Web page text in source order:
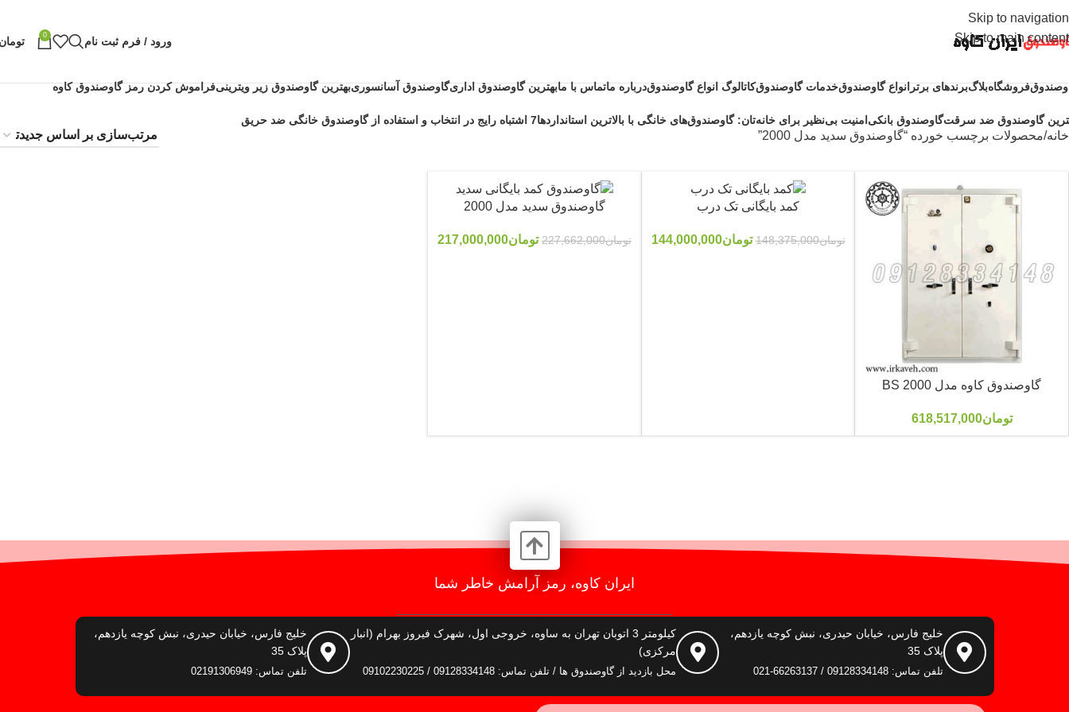
Skip to navigation
Skip to main content
ورود / فرم ثبت نام 0
فروشگاهبلاگبرندهای برترانواع گاوصندوقخدمات گاوصندوقکاتالوگ انواع گاوصندوقدرباره ماتماس با مابهترین گاوصندوق اداریگاوصندوق آسانسوریبهترین گاوصندوق زیر ویترینیفراموش کردن رمز گاوصندوق کاوه
گاوصندوق ضد سرقتگاوصندوق بانکیامنیت بی‌نظیر برای خانه‌تان: گاوصندوق‌های خانگی با بالاترین استانداردها7 اشتباه رایج در انتخاب و استفاده از گاوصندوق خانگی ضد حریق
خانه محصولات برچسب خورده “گاوصندوق سدید مدل 2000”
گاوصندوق کاوه مدل 2000 BS
تومان618,517,000
-3%
کمد بایگانی تک درب
تومان148,375,000 تومان144,000,000
-5%
گاوصندوق سدید مدل 2000
تومان227,662,000 تومان217,000,000
ایران کاوه، رمز آرامش خاطر شما
خلیج فارس، خیابان حیدری، نبش کوچه یازدهم،
پلاک 35
تلفن تماس: 09128334148 / 66263137-021
کیلومتر 3 اتوبان تهران به ساوه، خروجی اول، شهرک فیروز بهرام (انبار
مرکزی)
محل بازدید از گاوصندوق ها / تلفن تماس: 09128334148 / 09102230225
خلیج فارس، خیابان حیدری، نبش کوچه یازدهم،
پلاک 35
تلفن تماس: 02191306949